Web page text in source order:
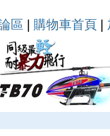
區 | 購物車首頁 |